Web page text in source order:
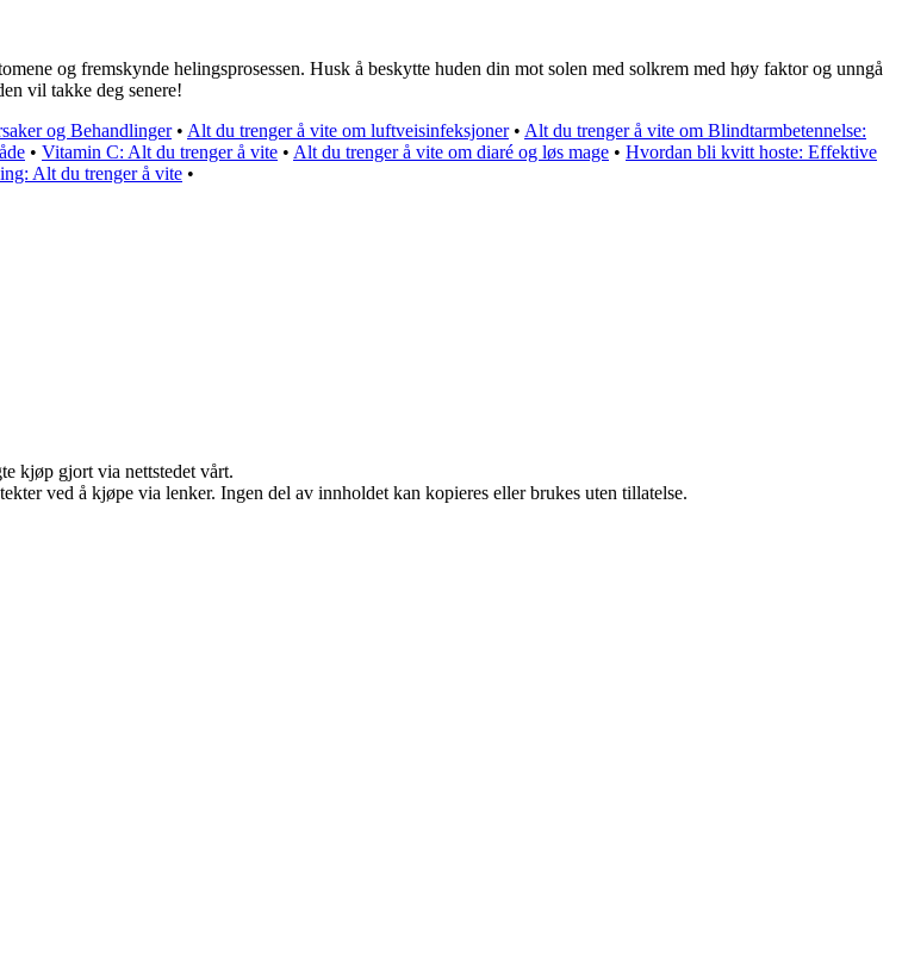
og fremskynde helingsprosessen. Husk å beskytte huden din mot solen med solkrem med høy faktor og unngå
vil takke deg senere!
og Behandlinger• Alt du trenger å vite om luftveisinfeksjoner• Alt du trenger å vite om Blindtarmbetennelse:
• Vitamin C: Alt du trenger å vite • Alt du trenger å vite om diaré og løs mage • Hvordan bli kvitt hoste: Effektive
Alt du trenger å vite •
kjøp gjort via nettstedet vårt.
ved å kjøpe via lenker. Ingen del av innholdet kan kopieres eller brukes uten tillatelse.